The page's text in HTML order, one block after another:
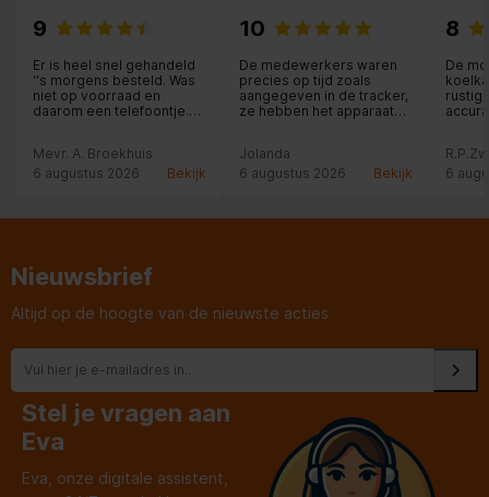
9
Er is heel snel gehandeld
‘‘s morgens besteld. Was
niet op voorraad en
daarom een telefoontje.
middag bezorgd. De
medewerker die de
van boven gehaald om
was. Het was bij een
mevrouw van bij 91 jaar.
jongeman.
Mevr. A. Broekhuis
6 augustus 2026
Bekijk
10
De medewerkers waren
precies op tijd zoals
aangegeven in de tracker,
ze hebben het apparaat
meegeholpen met
overladen en de oude
Jolanda
6 augustus 2026
Bekijk
8
De
6
Nieuwsbrief
Altijd op de hoogte van de nieuwste acties
Stel je vragen aan
Eva
Eva, onze digitale assistent,